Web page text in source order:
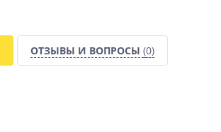
ОТЗЫВЫ И ВОПРОСЫ (0)